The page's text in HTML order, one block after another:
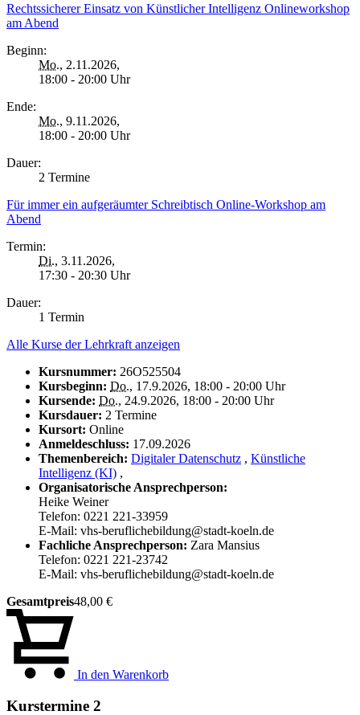
Rechtssicherer Einsatz von Künstlicher Intelligenz Onlineworkshop
am Abend
Beginn:
Mo., 2.11.2026,
18:00 - 20:00 Uhr
Ende:
Mo., 9.11.2026,
18:00 - 20:00 Uhr
Dauer:
2 Termine
Für immer ein aufgeräumter Schreibtisch Online-Workshop am
Abend
Termin:
Di., 3.11.2026,
17:30 - 20:30 Uhr
Dauer:
1 Termin
Alle Kurse der Lehrkraft anzeigen
Kursnummer: 26O525504
Kursbeginn: Do., 17.9.2026, 18:00 - 20:00 Uhr
Kursende: Do., 24.9.2026, 18:00 - 20:00 Uhr
Kursdauer: 2 Termine
Kursort: Online
Anmeldeschluss: 17.09.2026
Themenbereich: Digitaler Datenschutz , Künstliche
Intelligenz (KI) ,
Organisatorische Ansprechperson:
Heike Weiner
Telefon: 0221 221-33959
E-Mail: vhs-beruflichebildung@stadt-koeln.de
Fachliche Ansprechperson: Zara Mansius
Telefon: 0221 221-23742
E-Mail: vhs-beruflichebildung@stadt-koeln.de
Gesamtpreis48,00 €
In den Warenkorb
Kurstermine 2